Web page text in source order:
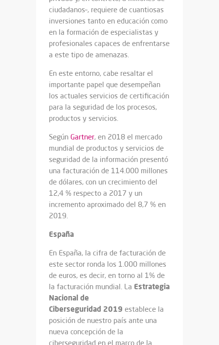
ciudadanos–, requiere de cuantiosas
inversiones tanto en educación como
en la formación de especialistas y
profesionales capaces de enfrentarse
a este tipo de amenazas.
En este entorno, cabe resaltar el
importante papel que desempeñan
los actuales servicios de certificación
para la seguridad de los procesos,
productos y servicios.
Según Gartner, en 2018 el mercado
mundial de productos y servicios de
seguridad de la información presentó
una facturación de 114.000 millones
de dólares, con un crecimiento del
12,4 % respecto a 2017 y un
incremento aproximado del 8,7 % en
2019.
España
En España, la cifra de facturación de
este sector ronda los 1.000 millones
de euros, es decir, en torno al 1% de
la facturación mundial. La Estrategia
Nacional de
Ciberseguridad 2019 establece la
posición de nuestro país ante una
nueva concepción de la
ciberseguridad en el marco de la